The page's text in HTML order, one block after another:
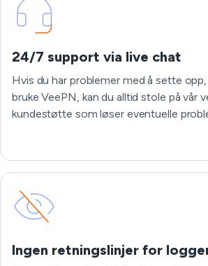
24/7 support via live chat
Hvis du har problemer med å sette
bruke VeePN, kan du alltid stole på vår
kundestøtte som løser eventuelle
Ingen retningslinjer for